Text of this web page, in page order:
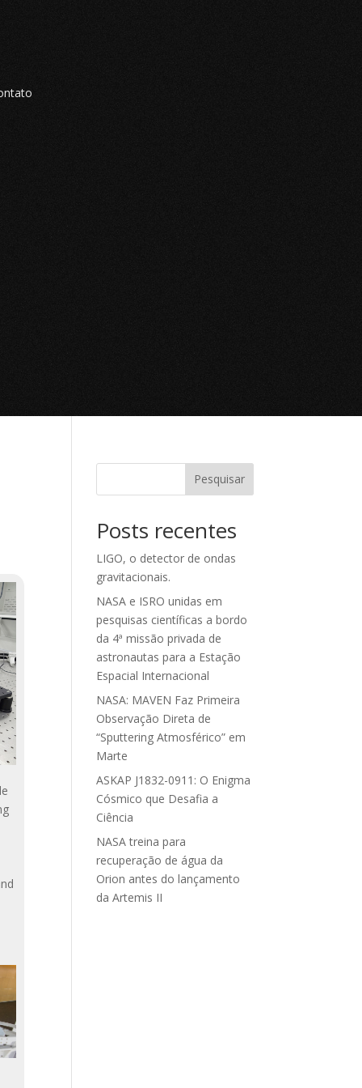
Pesquisar
Posts recentes
LIGO, o detector de ondas
gravitacionais.
NASA e ISRO unidas em
pesquisas científicas a bordo
da 4ª missão privada de
astronautas para a Estação
Espacial Internacional
NASA: MAVEN Faz Primeira
Observação Direta de
“Sputtering Atmosférico” em
Marte
ASKAP J1832-0911: O Enigma
Cósmico que Desafia a
Ciência
NASA treina para
recuperação de água da
Orion antes do lançamento
da Artemis II